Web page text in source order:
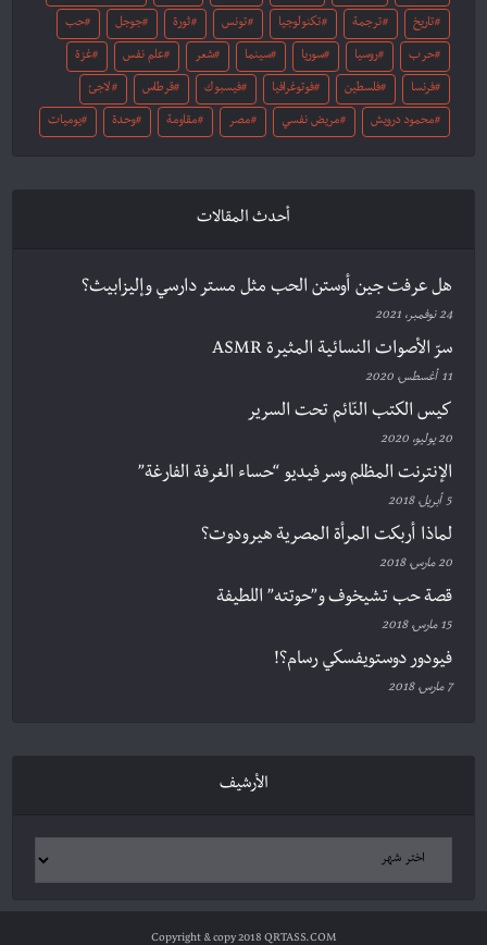
تاريخ ترجمة تكنولوجيا تونس ثورة جوجل حب
حرب روسيا سوريا سينما شعر علم نفس غزة
فرنسا فلسطين فوتوغرافيا فيسبوك قرطاس لاجئ
محمود درويش مريض نفسي مصر مقاومة وحدة يوميات
أحدث المقالات
هل عرفت جين أوستن الحب مثل مستر دارسي وإليزابيث؟
24 نوفمبر، 2021
سرّ الأصوات النسائية المثيرة ASMR
11 أغسطس، 2020
كيس الكتب النّائم تحت السرير
20 يوليو، 2020
الإنترنت المظلم وسر فيديو “حساء الغرفة الفارغة”
5 أبريل، 2018
لماذا أربكت المرأة المصرية هيرودوت؟
20 مارس، 2018
قصة حب تشيخوف و”حوتته” اللطيفة
15 مارس، 2018
فيودور دوستويفسكي رسام؟!
7 مارس، 2018
الأرشيف
Copyright & copy 2018 QRTASS.COM